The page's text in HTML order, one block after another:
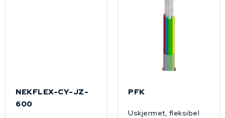
NEKFLEX-CY-JZ-
600
PFK
Uskjermet, fleksibel